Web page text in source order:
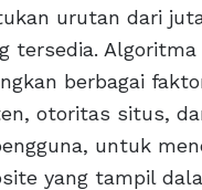
urutan dari
tersedia.
berbagai
otoritas situs,
untuk
yang tampil